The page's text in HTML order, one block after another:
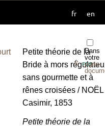
fr en
Dans
votre
porte-
⇪PDF
Petite théorie de la
Bride à mors
sans gourmette et à
rênes croisées / NOËL
Casimir, 1853
Petite théorie de la